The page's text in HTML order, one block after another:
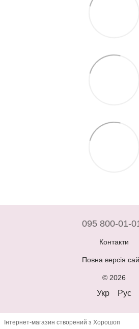
095 800-01-
Контакти
Повна версія
© 2026
Укр Рус
Інтернет-магазин створений з Хорошоп